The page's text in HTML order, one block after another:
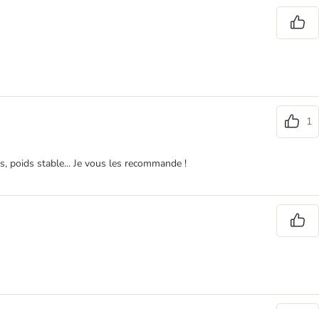
1
poids stable... Je vous les recommande !